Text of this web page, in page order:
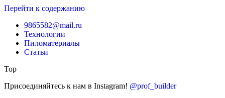
Перейти к содержанию
9865582@mail.ru
Технологии
Пиломатериалы
Статьи
Top
Присоединяйтесь к нам в Instagram! @prof_builder